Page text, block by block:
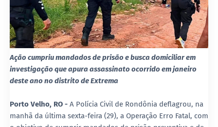
Ação cumpriu mandados de prisão e busca domiciliar em
investigação que apura assassinato ocorrido em janeiro
deste ano no distrito de Extrema
Porto Velho, RO - A Polícia Civil de Rondônia deflagrou, na
manhã da última sexta-feira (29), a Operação Erro Fatal, com